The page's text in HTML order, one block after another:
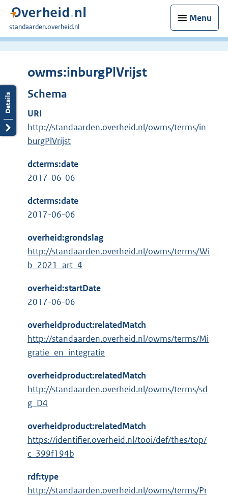
Menu
U
bent
standaarden.overheid.nl
owms:inburgPlVrijst
Schema
URI
http://standaarden.overheid.nl/owms/terms/in
burgPlVrijst
dcterms:date
2017-06-06
dcterms:date
2017-06-06
overheid:grondslag
http://standaarden.overheid.nl/owms/terms/Wi
b_2021_art_4
overheid:startDate
2017-06-06
overheidproduct:relatedMatch
http://standaarden.overheid.nl/owms/terms/Mi
gratie_en_integratie
overheidproduct:relatedMatch
http://standaarden.overheid.nl/owms/terms/sd
g_D4
overheidproduct:relatedMatch
https://identifier.overheid.nl/tooi/def/thes/top/
c_399f194b
rdf:type
http://standaarden.overheid.nl/owms/terms/Pr